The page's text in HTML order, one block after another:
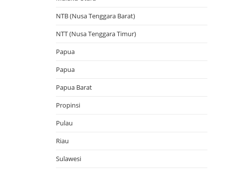
NTB (Nusa Tenggara Barat)
NTT (Nusa Tenggara Timur)
Papua
Papua
Papua Barat
Propinsi
Pulau
Riau
Sulawesi